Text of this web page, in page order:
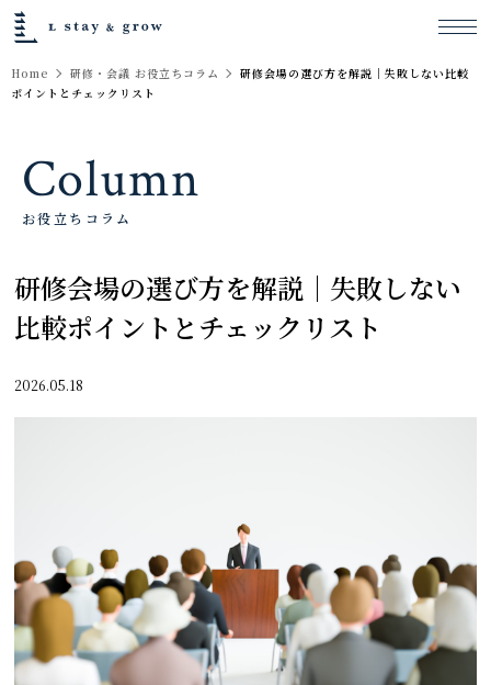
Home 研修・会議 お役立ちコラム
研修会場の選び方を解説｜失敗しない比較
ポイントとチェックリスト
Column
お役立ちコラム
研修会場の選び方を解説｜失敗しない
比較ポイントとチェックリスト
2026.05.18